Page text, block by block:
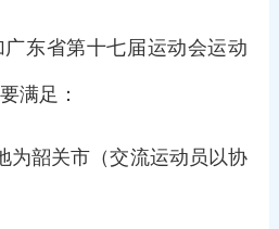
东省第十七届运动会运动
满足：
韶关市（交流运动员以协